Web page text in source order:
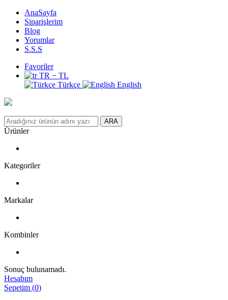
AnaSayfa
Siparişlerim
Blog
Yorumlar
S.S.S
Favoriler
TR − TL
Türkçe
English
ARA
Ürünler
Kategoriler
Markalar
Kombinler
Sonuç bulunamadı.
Hesabım
Sepetim (0)